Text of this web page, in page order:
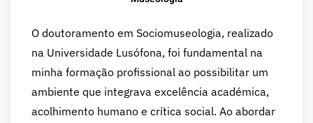
O doutoramento em Sociomuseologia, realizado
na Universidade Lusófona, foi fundamental na
minha formação profissional ao possibilitar um
ambiente que integrava excelência académica,
acolhimento humano e crítica social. Ao abordar